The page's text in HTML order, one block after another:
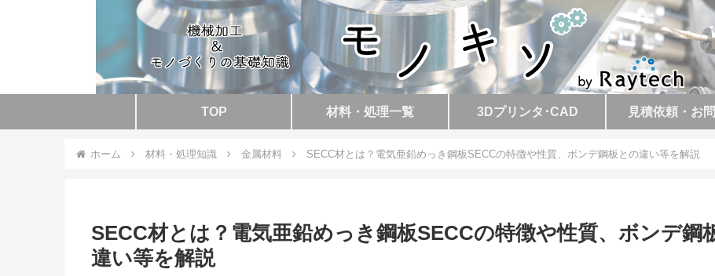
TOP 材料・処理一覧 3Dプリンタ･CAD 見積依頼・お
ホーム 材料・処理知識 金属材料 SECC材とは？電気亜鉛めっき鋼板SECCの特徴や性質、ボンデ鋼板との違い等を解説
SECC材とは？電気亜鉛めっき鋼板SECCの特徴や性質、ボンデ鋼
違い等を解説